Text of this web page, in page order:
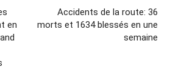
en
Accidents de la route: 36
morts et 1634 blessés en une
semaine